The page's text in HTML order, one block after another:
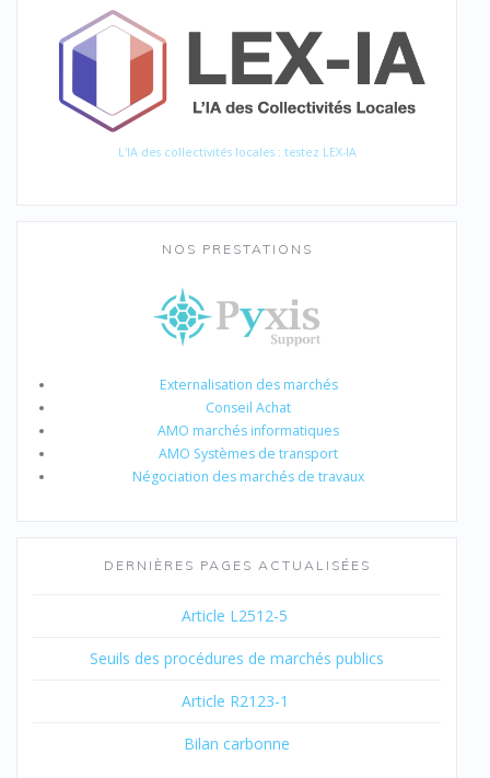
L'IA des collectivités locales : testez LEX-IA
NOS PRESTATIONS
Externalisation des marchés
Conseil Achat
AMO marchés informatiques
AMO Systèmes de transport
Négociation des marchés de travaux
DERNIÈRES PAGES ACTUALISÉES
Article L2512-5
Seuils des procédures de marchés publics
Article R2123-1
Bilan carbonne